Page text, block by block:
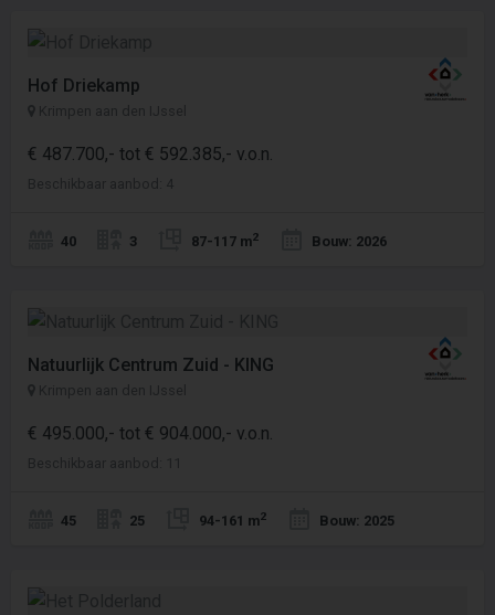
Hof Driekamp
Krimpen aan den IJssel
€ 487.700,- tot € 592.385,- v.o.n.
Beschikbaar aanbod: 4
40 3 87-117 m2 Bouw: 2026
Natuurlijk Centrum Zuid - KING
Krimpen aan den IJssel
€ 495.000,- tot € 904.000,- v.o.n.
Beschikbaar aanbod: 11
45 25 94-161 m2 Bouw: 2025